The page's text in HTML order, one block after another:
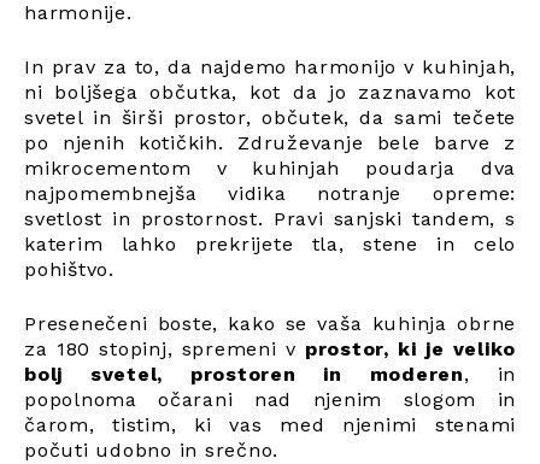
harmonije.
In prav za to, da najdemo harmonijo v kuhinjah,
ni boljšega občutka, kot da jo zaznavamo kot
svetel in širši prostor, občutek, da sami tečete
po njenih kotičkih. Združevanje bele barve z
mikrocementom v kuhinjah poudarja dva
najpomembnejša vidika notranje opreme:
svetlost in prostornost. Pravi sanjski tandem, s
katerim lahko prekrijete tla, stene in celo
pohištvo.
Presenečeni boste, kako se vaša kuhinja obrne
za 180 stopinj, spremeni v prostor, ki je veliko
bolj svetel, prostoren in moderen, in
popolnoma očarani nad njenim slogom in
čarom, tistim, ki vas med njenimi stenami
počuti udobno in srečno.